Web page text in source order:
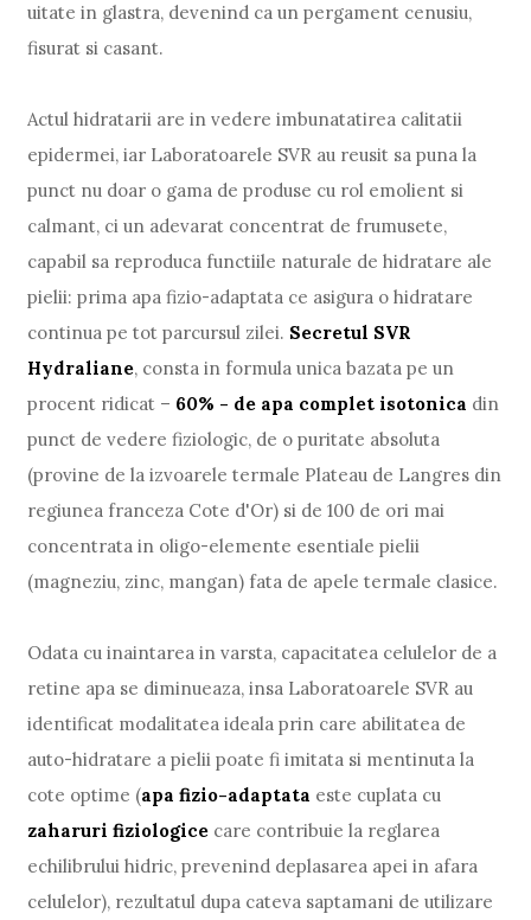
uitate in glastra, devenind ca un pergament cenusiu,
fisurat si casant.
Actul hidratarii are in vedere imbunatatirea calitatii
epidermei, iar Laboratoarele SVR au reusit sa puna la
punct nu doar o gama de produse cu rol emolient si
calmant, ci un adevarat concentrat de frumusete,
capabil sa reproduca functiile naturale de hidratare ale
pielii: prima apa fizio-adaptata ce asigura o hidratare
continua pe tot parcursul zilei. Secretul SVR
Hydraliane, consta in formula unica bazata pe un
procent ridicat – 60% - de apa complet isotonica din
punct de vedere fiziologic, de o puritate absoluta
(provine de la izvoarele termale Plateau de Langres din
regiunea franceza Cote d'Or) si de 100 de ori mai
concentrata in oligo-elemente esentiale pielii
(magneziu, zinc, mangan) fata de apele termale clasice.
Odata cu inaintarea in varsta, capacitatea celulelor de a
retine apa se diminueaza, insa Laboratoarele SVR au
identificat modalitatea ideala prin care abilitatea de
auto-hidratare a pielii poate fi imitata si mentinuta la
cote optime (apa fizio-adaptata este cuplata cu
zaharuri fiziologice care contribuie la reglarea
echilibrului hidric, prevenind deplasarea apei in afara
celulelor), rezultatul dupa cateva saptamani de utilizare